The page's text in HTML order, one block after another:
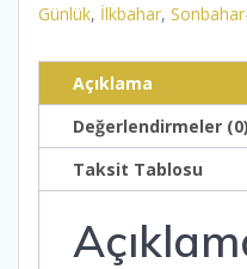
Günlük, İlkbahar,
Açıklama
Değerlendirmeler (0)
Taksit Tablosu